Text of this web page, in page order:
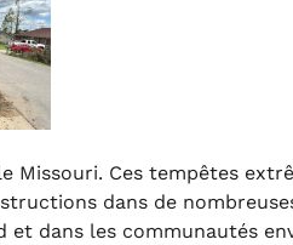
Missouri. Ces tempêtes
dans de
et dans les communautés